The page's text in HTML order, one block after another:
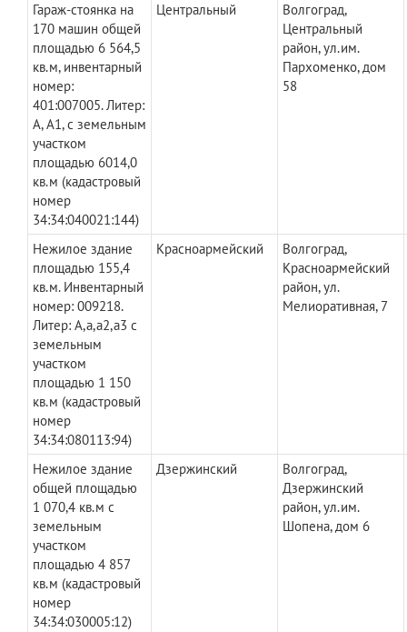
Гараж-стоянка на
170 машин общей
площадью 6 564,5
кв.м, инвентарный
номер:
401:007005. Литер:
А, А1, с земельным
участком
площадью 6014,0
кв.м (кадастровый
номер
34:34:040021:144)
Центральный
Волгоград,
Центральный
район, ул.им.
Пархоменко, дом
58
Нежилое здание
площадью 155,4
кв.м. Инвентарный
номер: 009218.
Литер: А,а,а2,а3 с
земельным
участком
площадью 1 150
кв.м (кадастровый
номер
34:34:080113:94)
Красноармейский
Волгоград,
Красноармейский
район, ул.
Мелиоративная, 7
Нежилое здание
общей площадью
1 070,4 кв.м с
земельным
участком
площадью 4 857
кв.м (кадастровый
номер
34:34:030005:12)
Дзержинский
Волгоград,
Дзержинский
район, ул.им.
Шопена, дом 6